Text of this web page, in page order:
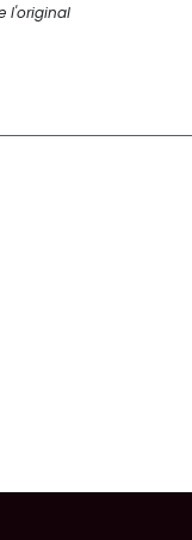
l'original